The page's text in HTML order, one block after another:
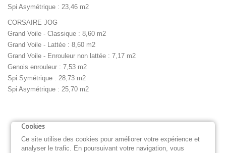
Spi Asymétrique : 23,46 m2
CORSAIRE JOG
Grand Voile - Classique : 8,60 m2
Grand Voile - Lattée : 8,60 m2
Grand Voile - Enrouleur non lattée : 7,17 m2
Genois enrouleur : 7,53 m2
Spi Symétrique : 28,73 m2
Spi Asymétrique : 25,70 m2
MAINSAILS GENOAS & JIBS SPINNAKERS GENNAKERS
Cookies
Ce site utilise des cookies pour améliorer votre expérience et
analyser le trafic. En poursuivant votre navigation, vous